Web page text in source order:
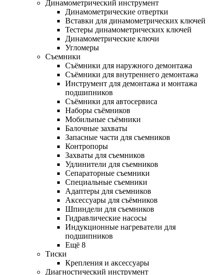
Динамометрический инструмент
Динамометрические отвертки
Вставки для динамометрических ключей
Тестеры динамометрических ключей
Динамометрические ключи
Угломеры
Съемники
Съёмники для наружного демонтажа
Съёмники для внутреннего демонтажа
Инструмент для демонтажа и монтажа
подшипников
Съёмники для автосервиса
Наборы съёмников
Мобильные съёмники
Балочные захваты
Запасные части для съемников
Контропоры
Захваты для съемников
Удлинители для съемников
Сепараторные съемники
Специальные съемники
Адаптеры для съемников
Аксессуары для съёмников
Шпиндели для съемников
Гидравлические насосы
Индукционные нагреватели для
подшипников
Ещё 8
Тиски
Крепления и аксессуары
Диагностический инструмент